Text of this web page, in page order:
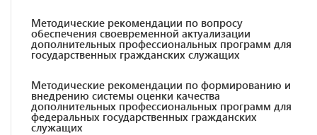
Методические рекомендации по вопросу
обеспечения своевременной актуализации
дополнительных профессиональных программ для
государственных гражданских служащих
Методические рекомендации по формированию и
внедрению системы оценки качества
дополнительных профессиональных программ для
федеральных государственных гражданских
служащих